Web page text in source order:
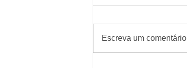
CAJUCIDADE
Escreva um comentário
#Sugestões